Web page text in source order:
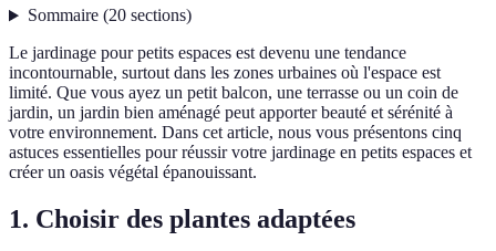
Sommaire(20 sections)
Le jardinage pour petits espaces est devenu une tendance
incontournable, surtout dans les zones urbaines où l'espace est
limité. Que vous ayez un petit balcon, une terrasse ou un coin de
jardin, un jardin bien aménagé peut apporter beauté et sérénité à
votre environnement. Dans cet article, nous vous présentons cinq
astuces essentielles pour réussir votre jardinage en petits espaces et
créer un oasis végétal épanouissant.
1. Choisir des plantes adaptées